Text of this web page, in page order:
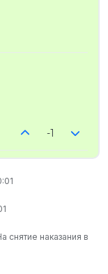
-1
снятие наказания в